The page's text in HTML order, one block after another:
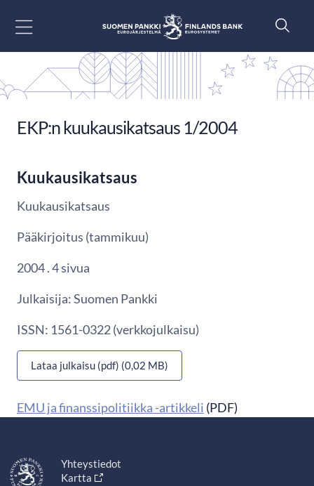
EKP:n kuukausikatsaus 1/2004
Kuukausikatsaus
Kuukausikatsaus
Pääkirjoitus (tammikuu)
2004 . 4 sivua
Julkaisija: Suomen Pankki
ISSN: 1561-0322 (verkkojulkaisu)
Lataa julkaisu (pdf) (0,02 MB)
EMU ja finanssipolitiikka -artikkeli (PDF)
Yhteystiedot
Kartta